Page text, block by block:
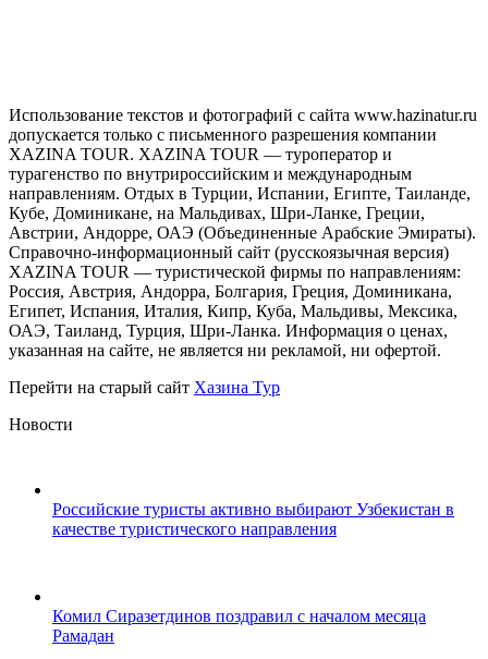
Использование текстов и фотографий с сайта www.hazinatur.ru
допускается только с письменного разрешения компании
XAZINA TOUR. XAZINA TOUR — туроператор и
турагенство по внутрироссийским и международным
направлениям. Отдых в Турции, Испании, Египте, Таиланде,
Кубе, Доминикане, на Мальдивах, Шри-Ланке, Греции,
Австрии, Андорре, ОАЭ (Объединенные Арабские Эмираты).
Справочно-информационный сайт (русскоязычная версия)
XAZINA TOUR — туристической фирмы по направлениям:
Россия, Австрия, Андорра, Болгария, Греция, Доминикана,
Египет, Испания, Италия, Кипр, Куба, Мальдивы, Мексика,
ОАЭ, Таиланд, Турция, Шри-Ланка. Информация о ценах,
указанная на сайте, не является ни рекламой, ни офертой.
Перейти на старый сайт Хазина Тур
Новости
Российские туристы активно выбирают Узбекистан в
качестве туристического направления
Комил Сиразетдинов поздравил с началом месяца
Рамадан